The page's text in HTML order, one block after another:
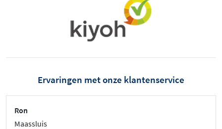
Ervaringen met onze klantenservice
Ron
Maassluis